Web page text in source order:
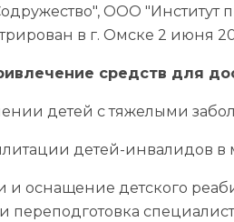
ООО "Институт
в г. Омске 2 июня
средств для
детей с тяжелыми
детей-инвалидов
и оснащение детского